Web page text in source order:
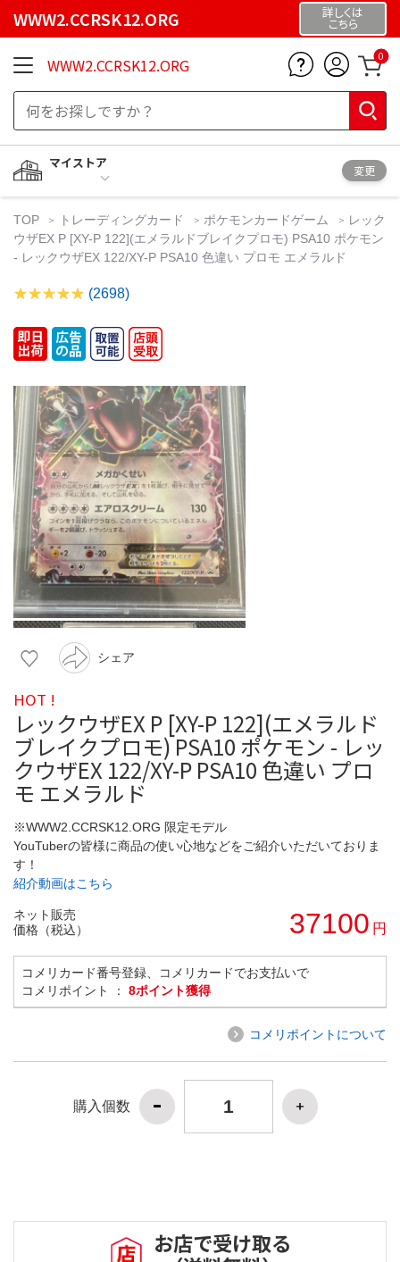
WWW2.CCRSK12.ORG 詳しくは
こちら
WWW2.CCRSK12.ORG 0
マイストア
変更
TOP トレーディングカード ポケモンカードゲーム
レック
ウザEX P [XY-P 122](エメラルドブレイクプロモ) PSA10 ポケモン
- レックウザEX 122/XY-P PSA10 色違い プロモ エメラルド
(2698)
シェア
HOT !
レックウザEX P [XY-P 122](エメラルド
ブレイクプロモ) PSA10 ポケモン - レッ
クウザEX 122/XY-P PSA10 色違い プロ
モ エメラルド
※WWW2.CCRSK12.ORG 限定モデル
YouTuberの皆様に商品の使い心地などをご紹介いただいておりま
す！
紹介動画はこちら
ネット販売
価格（税込）
37100 円
コメリカード番号登録、コメリカードでお支払いで
コメリポイント ： 8ポイント獲得
コメリポイントについて
購入個数
お店で受け取る